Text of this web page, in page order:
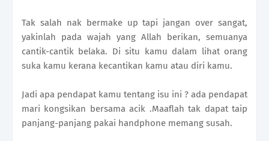
Tak salah nak bermake up tapi jangan over sangat,
yakinlah pada wajah yang Allah berikan, semuanya
cantik-cantik belaka. Di situ kamu dalam lihat orang
suka kamu kerana kecantikan kamu atau diri kamu.
Jadi apa pendapat kamu tentang isu ini ? ada pendapat
mari kongsikan bersama acik .Maaflah tak dapat taip
panjang-panjang pakai handphone memang susah.